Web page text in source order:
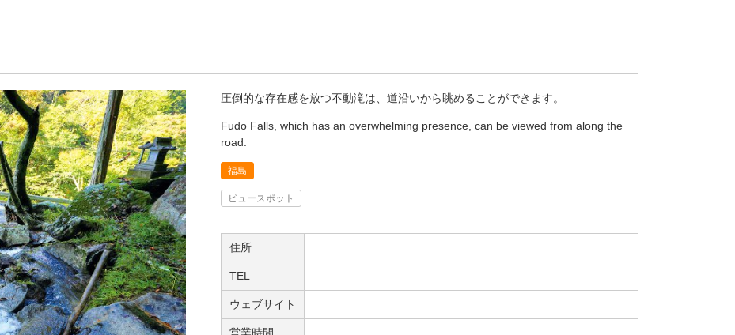
レンタサイクルがある道の駅
圧倒的な存在感を放つ不動滝は、道沿いから眺めることができます。
Fudo Falls, which has an overwhelming presence, can be viewed from along the
road.
福島
ビュースポット
住所
TEL
ウェブサイト